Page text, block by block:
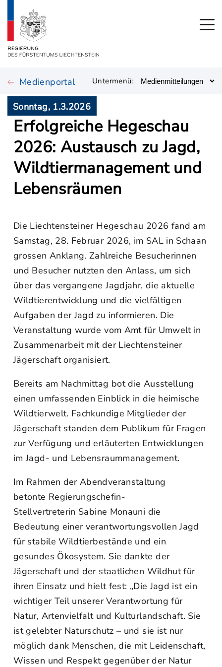
Medienportal Untermenü:
Sonntag, 1.3.2026
Erfolgreiche Hegeschau
2026: Austausch zu Jagd,
Wildtiermanagement und
Lebensräumen
Die Liechtensteiner Hegeschau 2026 fand am
Samstag, 28. Februar 2026, im SAL in Schaan
grossen Anklang. Zahlreiche Besucherinnen
und Besucher nutzten den Anlass, um sich
über das vergangene Jagdjahr, die aktuelle
Wildtierentwicklung und die vielfältigen
Aufgaben der Jagd zu informieren. Die
Veranstaltung wurde vom Amt für Umwelt in
Zusammenarbeit mit der Liechtensteiner
Jägerschaft organisiert.
Bereits am Nachmittag bot die Ausstellung
einen umfassenden Einblick in die heimische
Wildtierwelt. Fachkundige Mitglieder der
Jägerschaft standen dem Publikum für Fragen
zur Verfügung und erläuterten Entwicklungen
im Jagd- und Lebensraummanagement.
Im Rahmen der Abendveranstaltung
betonte Regierungschefin-
Stellvertreterin Sabine Monauni die
Bedeutung einer verantwortungsvollen Jagd
für stabile Wildtierbestände und ein
gesundes Ökosystem. Sie dankte der
Jägerschaft und der staatlichen Wildhut für
ihren Einsatz und hielt fest: „Die Jagd ist ein
wichtiger Teil unserer Verantwortung für
Natur, Artenvielfalt und Kulturlandschaft. Sie
ist gelebter Naturschutz – und sie ist nur
möglich dank Menschen, die mit Leidenschaft,
Wissen und Respekt gegenüber der Natur